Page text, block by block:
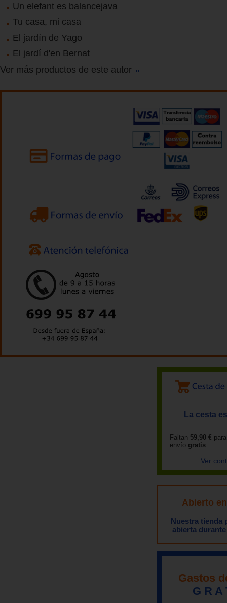
Un elefant es balancejava
Tu casa, mi casa
El jardín de Yago
El jardí d'en Bernat
Ver más productos de este autor
La cesta
Faltan 59,90 €
envío gratis
Ver
Abierto
Nuestra tienda
abierta
Gastos
G R A